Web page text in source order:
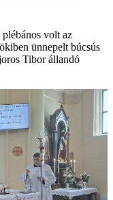
volt az
ünnepelt búcsús
Tibor állandó